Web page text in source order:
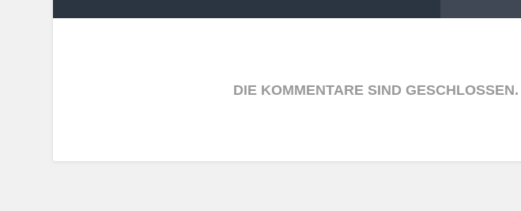
DIE KOMMENTARE SIND GESCHLOSSEN.